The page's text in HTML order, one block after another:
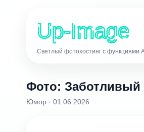
Up-Image
Светлый фотохостинг с функциями
Фото: Заботливый
Юмор · 01.06.2026